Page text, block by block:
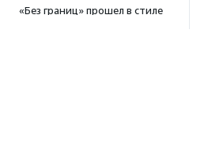
«Без границ» прошел в стиле